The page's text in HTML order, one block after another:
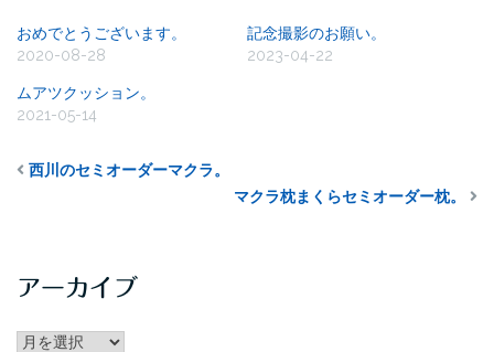
おめでとうございます。
2020-08-28
記念撮影のお願い。
2023-04-22
ムアツクッション。
2021-05-14
西川のセミオーダーマクラ。
マクラ枕まくらセミオーダー枕。
アーカイブ
アー